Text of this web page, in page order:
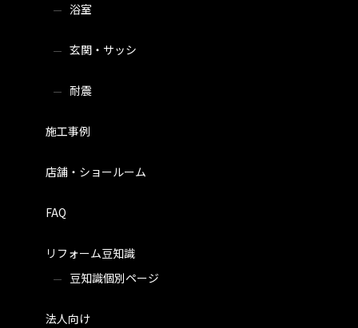
浴室
玄関・サッシ
耐震
施工事例
店舗・ショールーム
FAQ
リフォーム豆知識
豆知識個別ページ
法人向け